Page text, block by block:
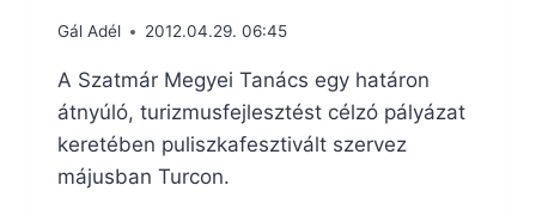
Gál Adél 2012.04.29. 06:45
A Szatmár Megyei Tanács egy határon
átnyúló, turizmusfejlesztést célzó pályázat
keretében puliszkafesztivált szervez
májusban Turcon.